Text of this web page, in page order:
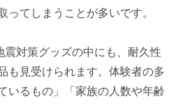
ってしまうことが多いです。
震対策グッズの中にも、耐久性
も見受けられます。体験者の多
いるもの」「家族の人数や年齢